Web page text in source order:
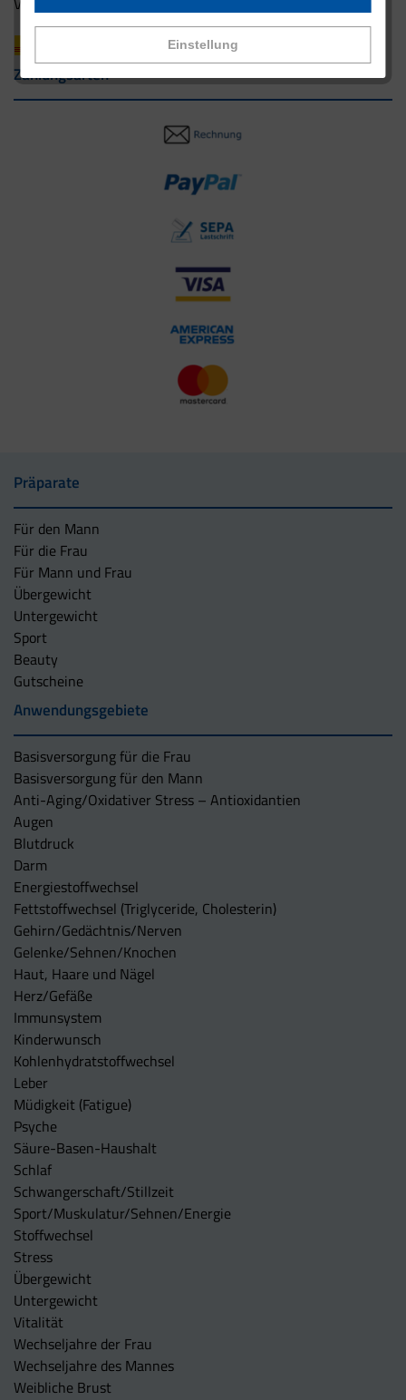
Einstellung
Zahlungsarten
Präparate
Für den Mann
Für die Frau
Für Mann und Frau
Übergewicht
Untergewicht
Sport
Beauty
Gutscheine
Anwendungsgebiete
Basisversorgung für die Frau
Basisversorgung für den Mann
Anti-Aging/Oxidativer Stress – Antioxidantien
Augen
Blutdruck
Darm
Energiestoffwechsel
Fettstoffwechsel (Triglyceride, Cholesterin)
Gehirn/Gedächtnis/Nerven
Gelenke/Sehnen/Knochen
Haut, Haare und Nägel
Herz/Gefäße
Immunsystem
Kinderwunsch
Kohlenhydratstoffwechsel
Leber
Müdigkeit (Fatigue)
Psyche
Säure-Basen-Haushalt
Schlaf
Schwangerschaft/Stillzeit
Sport/Muskulatur/Sehnen/Energie
Stoffwechsel
Stress
Übergewicht
Untergewicht
Vitalität
Wechseljahre der Frau
Wechseljahre des Mannes
Weibliche Brust